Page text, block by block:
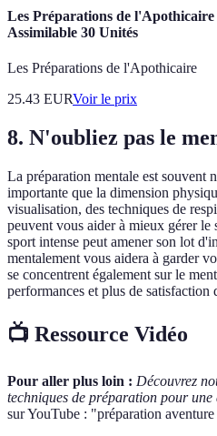
Les Préparations de
Assimilable 30 Unités
Les Préparations de l'Apothicaire
25.43 EURVoir le prix
8. N'oubliez pas le
La préparation mentale est souvent
importante que la dimension
visualisation, des techniques de
peuvent vous aider à mieux gérer le
sport intense peut amener son lot
mentalement vous aidera à garder
se concentrent également sur le
performances et plus de satisfaction
📺 Ressource Vidéo
Pour aller plus loin : Découvrez
techniques de préparation pour une
sur YouTube : "préparation